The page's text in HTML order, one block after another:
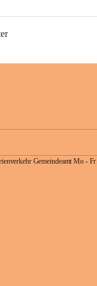
Gemeindeamt Mo -